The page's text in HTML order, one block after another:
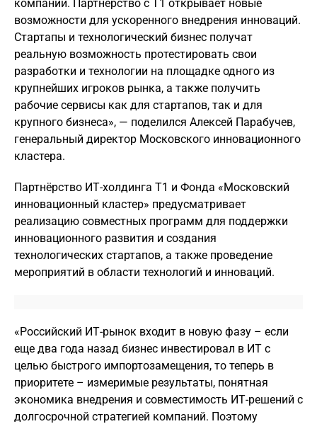
компаний. Партнерство с Т1 открывает новые
возможности для ускоренного внедрения инноваций.
Стартапы и технологический бизнес получат
реальную возможность протестировать свои
разработки и технологии на площадке одного из
крупнейших игроков рынка, а также получить
рабочие сервисы как для стартапов, так и для
крупного бизнеса», — поделился Алексей Парабучев,
генеральный директор Московского инновационного
кластера.
Партнёрство ИТ-холдинга Т1 и Фонда «Московский
инновационный кластер» предусматривает
реализацию совместных программ для поддержки
инновационного развития и создания
технологических стартапов, а также проведение
мероприятий в области технологий и инноваций.
«Российский ИТ-рынок входит в новую фазу – если
еще два года назад бизнес инвестировал в ИТ с
целью быстрого импортозамещения, то теперь в
приоритете – измеримые результаты, понятная
экономика внедрения и совместимость ИТ-решений с
долгосрочной стратегией компаний. Поэтому